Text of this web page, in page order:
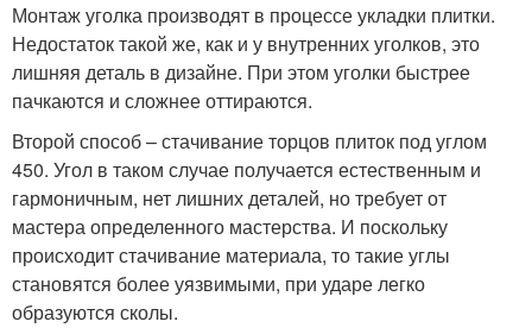
Монтаж уголка производят в процессе укладки плитки.
Недостаток такой же, как и у внутренних уголков, это
лишняя деталь в дизайне. При этом уголки быстрее
пачкаются и сложнее оттираются.
Второй способ – стачивание торцов плиток под углом
450. Угол в таком случае получается естественным и
гармоничным, нет лишних деталей, но требует от
мастера определенного мастерства. И поскольку
происходит стачивание материала, то такие углы
становятся более уязвимыми, при ударе легко
образуются сколы.